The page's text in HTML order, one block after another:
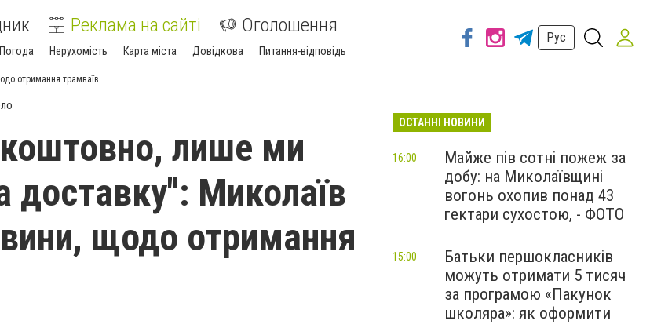
Реклама на сайті Оголошення
Погода Нерухомість Карта міста Довідкова Питання-відповідь
Рус
отримання трамваїв
лише ми
доставку": Миколаїв
щодо отримання
ОСТАННІ НОВИНИ
Майже пів сотні пожеж за
добу: на Миколаївщині
вогонь охопив понад 43
гектари сухостою, - ФОТО
16:00
Батьки першокласників
можуть отримати 5 тисяч
за програмою «Пакунок
школяра»: як оформити
15:00